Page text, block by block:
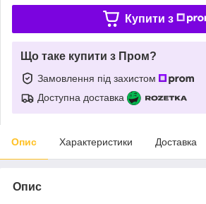
Купити з
Що таке купити з Пром?
Замовлення під захистом
Доступна доставка
Опис Характеристики Доставка
Опис